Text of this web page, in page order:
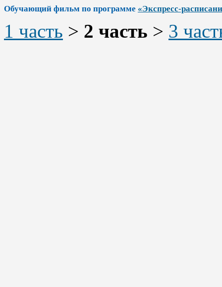
Обучающий фильм по программе «Экспресс-
1 часть > 2 часть > 3